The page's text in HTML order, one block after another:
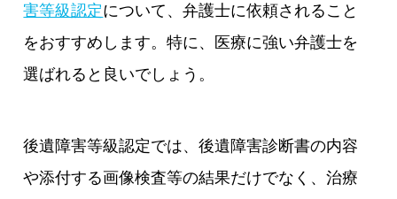
害等級認定について、弁護士に依頼されること
をおすすめします。特に、医療に強い弁護士を
選ばれると良いでしょう。
後遺障害等級認定では、後遺障害診断書の内容
や添付する画像検査等の結果だけでなく、治療